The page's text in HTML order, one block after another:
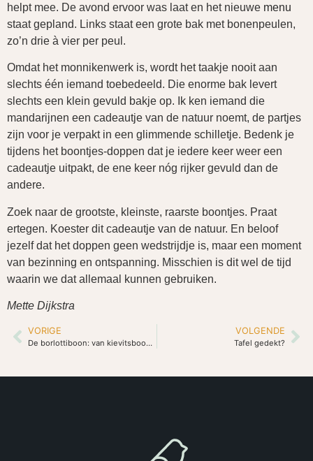
helpt mee. De avond ervoor was laat en het nieuwe menu
staat gepland. Links staat een grote bak met bonenpeulen,
zo’n drie à vier per peul.
Omdat het monnikenwerk is, wordt het taakje nooit aan
slechts één iemand toebedeeld. Die enorme bak levert
slechts een klein gevuld bakje op. Ik ken iemand die
mandarijnen een cadeautje van de natuur noemt, de partjes
zijn voor je verpakt in een glimmende schilletje. Bedenk je
tijdens het boontjes-doppen dat je iedere keer weer een
cadeautje uitpakt, de ene keer nóg rijker gevuld dan de
andere.
Zoek naar de grootste, kleinste, raarste boontjes. Praat
ertegen. Koester dit cadeautje van de natuur. En beloof
jezelf dat het doppen geen wedstrijdje is, maar een moment
van bezinning en ontspanning. Misschien is dit wel de tijd
waarin we dat allemaal kunnen gebruiken.
Mette Dijkstra
VORIGE
De borlottiboon: van kievitsboon tot bruine boon
VOLGENDE
Tafel gedekt?